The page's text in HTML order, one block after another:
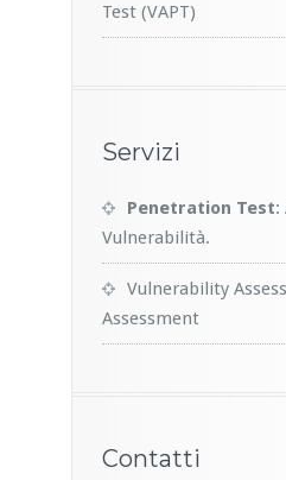
Test (VAPT)
Servizi
Penetration Test:
Vulnerabilità.
Vulnerability
Assessment
Contatti